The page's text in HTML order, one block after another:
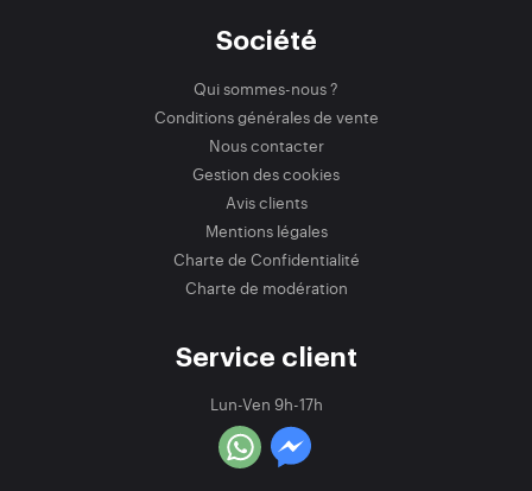
Société
Qui sommes-nous ?
Conditions générales de vente
Nous contacter
Gestion des cookies
Avis clients
Mentions légales
Charte de Confidentialité
Charte de modération
Service client
Lun-Ven 9h-17h